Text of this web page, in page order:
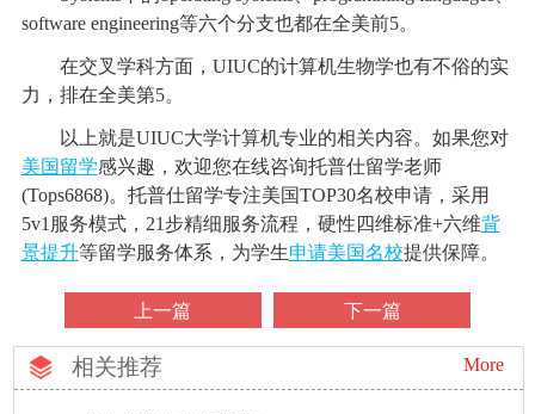
software engineering等六个分支也都在全美前5。
在交叉学科方面，UIUC的计算机生物学也有不俗的实
力，排在全美第5。
以上就是UIUC大学计算机专业的相关内容。如果您对
美国留学感兴趣，欢迎您在线咨询托普仕留学老师
(Tops6868)。托普仕留学专注美国TOP30名校申请，采用
5v1服务模式，21步精细服务流程，硬性四维标准+六维背
景提升等留学服务体系，为学生申请美国名校提供保障。
上一篇 下一篇
相关推荐 More